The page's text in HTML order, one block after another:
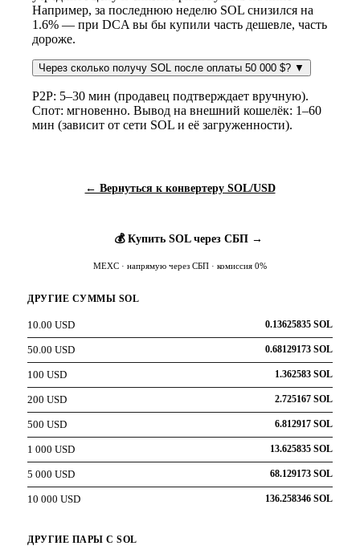
Например, за последнюю неделю SOL снизился на
1.6% — при DCA вы бы купили часть дешевле, часть
дороже.
Через сколько получу SOL после оплаты 50 000 $? ▼
P2P: 5–30 мин (продавец подтверждает вручную).
Спот: мгновенно. Вывод на внешний кошелёк: 1–60
мин (зависит от сети SOL и её загруженности).
← Вернуться к конвертеру SOL/USD
💰 Купить SOL через СБП →
MEXC · напрямую через СБП · комиссия 0%
ДРУГИЕ СУММЫ SOL
10.00 USD 0.13625835 SOL
50.00 USD 0.68129173 SOL
100 USD 1.362583 SOL
200 USD 2.725167 SOL
500 USD 6.812917 SOL
1 000 USD 13.625835 SOL
5 000 USD 68.129173 SOL
10 000 USD 136.258346 SOL
ДРУГИЕ ПАРЫ С SOL